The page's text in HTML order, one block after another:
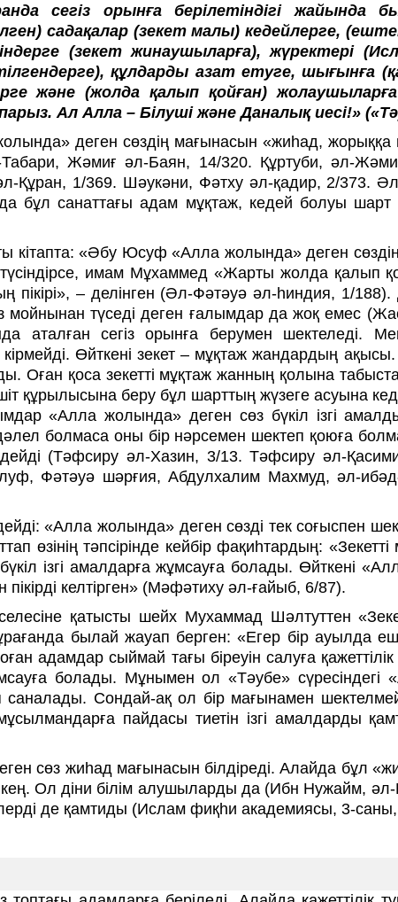
сегіз орынға берілетіндігі жайында
садақалар (зекет малы) кедейлерге,
(зекет жинаушыларға), жүректері
құлдарды азат етуге, шығынға
және (жолда қалып қойған)
Ал Алла – Білуші және Даналық иесі!» (
деген сөздің мағынасын «жиһад,
Табари, Жәмиғ әл-Баян, 14/320. Құртуби, әл-
Құран, 1/369. Шәукәни, Фәтху әл-қадир, 2/373.
бұл санаттағы адам мұқтаж, кедей болуы шарт
кітапта: «Әбу Юсуф «Алла жолында» деген
имам Мұхаммед «Жарты жолда қалып
– делінген (Әл-Фәтәуә әл-һиндия, 1/188).
мойнынан түседі деген ғалымдар да жоқ емес
аталған сегіз орынға берумен шектеледі.
Өйткені зекет – мұқтаж жандардың
Оған қоса зекетті мұқтаж жанның қолына
құрылысына беру бұл шарттың жүзеге асуына
«Алла жолында» деген сөз бүкіл ізгі
болмаса оны бір нәрсемен шектеп қоюға
(Тәфсиру әл-Хазин, 3/13. Тәфсиру әл-
Фәтәуә шәрғия, Абдулхалим Махмуд, әл-
«Алла жолында» деген сөзді тек соғыспен
өзінің тәпсірінде кейбір фақиһтардың: «Зекетті
бүкіл ізгі амалдарға жұмсауға болады. Өйткені
келтірген» (Мәфәтиху әл-ғайыб, 6/87).
қатысты шейх Мухаммад Шәлтуттен
былай жауап берген: «Егер бір ауылда
адамдар сыймай тағы біреуін салуға
болады. Мұнымен ол «Тәубе» сүресіндегі
саналады. Сондай-ақ ол бір мағынамен
пайдасы тиетін ізгі амалдарды
сөз жиһад мағынасын білдіреді. Алайда бұл
Ол діни білім алушыларды да (Ибн Нужайм,
де қамтиды (Ислам фиқһи академиясы, 3-